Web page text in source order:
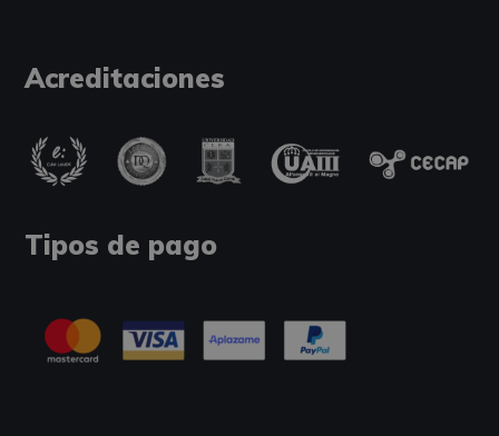
Acreditaciones
Tipos de pago